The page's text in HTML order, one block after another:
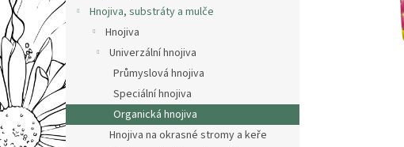
Hnojiva, substráty a mulče
Hnojiva
Univerzální hnojiva
Průmyslová hnojiva
Speciální hnojiva
Organická hnojiva
Hnojiva na okrasné stromy a keře